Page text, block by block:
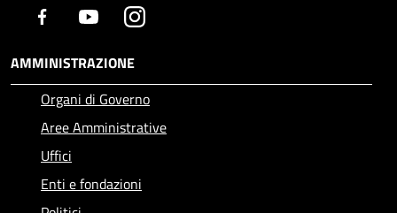
Facebook YoutubeInstagram
AMMINISTRAZIONE
Organi di Governo
Aree Amministrative
Uffici
Enti e fondazioni